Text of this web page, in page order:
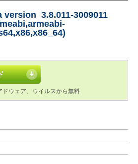
version 3.8.011-3009011
ドウェア、ウイルスから無料